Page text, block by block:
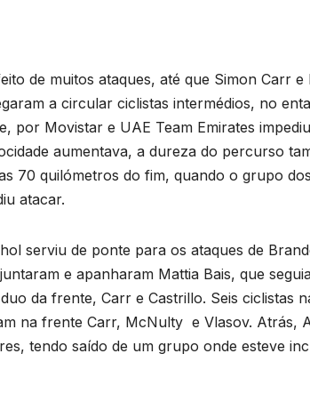
de muitos ataques, até que Simon Carr
a circular ciclistas intermédios, no
por Movistar e UAE Team Emirates
aumentava, a dureza do percurso
70 quilómetros do fim, quando o grupo
atacar.
serviu de ponte para os ataques de
e apanharam Mattia Bais, que
da frente, Carr e Castrillo. Seis ciclistas
na frente Carr, McNulty e Vlasov. Atrás,
tendo saído de um grupo onde esteve